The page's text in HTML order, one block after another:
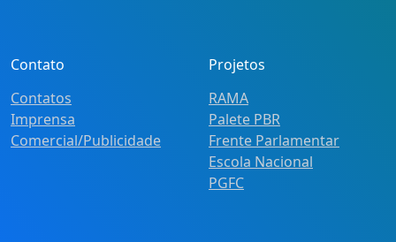
Contato
Contatos
Imprensa
Comercial/Publicidade
Projetos
RAMA
Palete PBR
Frente Parlamentar
Escola Nacional
PGFC